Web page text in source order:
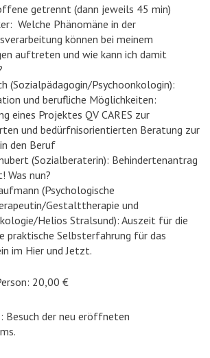
getrennt (dann jeweils 45 min)
Welche Phänomäne in der
können bei meinem
auftreten und wie kann ich damit
(Sozialpädagogin/Psychoonkologin):
und berufliche Möglichkeiten:
eines Projektes QV CARES zur
und bedürfnisorientierten Beratung zur
den Beruf
(Sozialberaterin): Behindertenantrag
Was nun?
(Psychologische
Gestalttherapie und
Helios Stralsund): Auszeit für die
praktische Selbsterfahrung für das
im Hier und Jetzt.
20,00 €
Besuch der neu eröffneten